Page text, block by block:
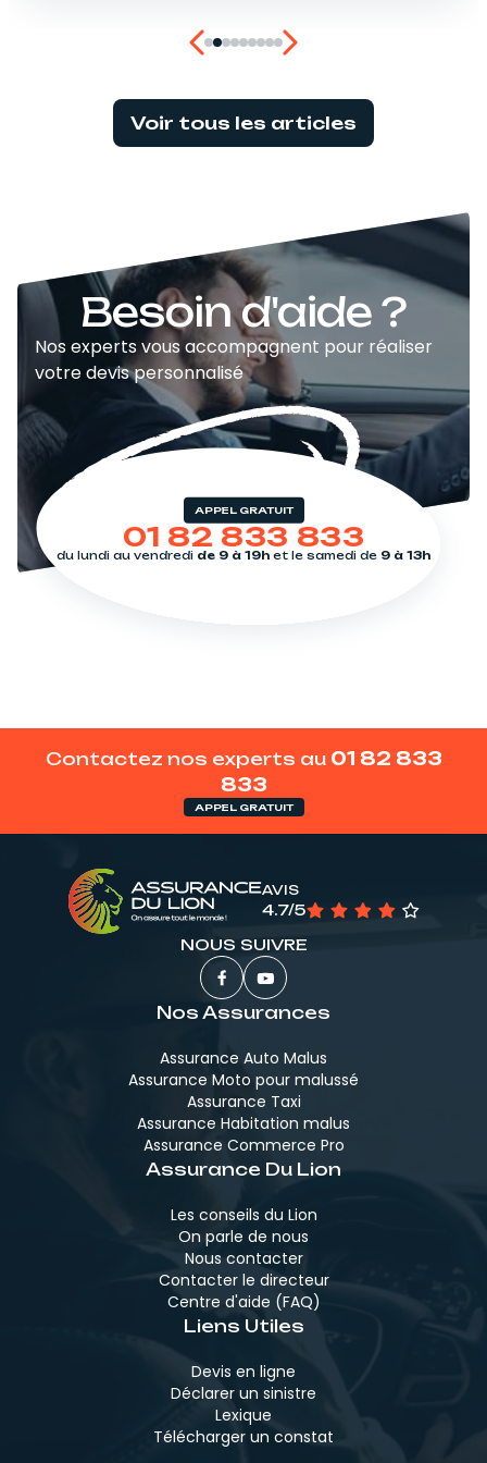
Voir tous les articles
Besoin d'aide ?
Nos experts vous accompagnent pour réaliser
votre devis personnalisé
APPEL GRATUIT
01 82 833 833
du lundi au vendredi de 9 à 19h et le samedi de 9 à 13h
Contactez nos experts au 01 82 833
833
APPEL GRATUIT
AVIS
4.7/5
NOUS SUIVRE
Nos Assurances
Assurance Auto Malus
Assurance Moto pour malussé
Assurance Taxi
Assurance Habitation malus
Assurance Commerce Pro
Assurance Du Lion
Les conseils du Lion
On parle de nous
Nous contacter
Contacter le directeur
Centre d'aide (FAQ)
Liens Utiles
Devis en ligne
Déclarer un sinistre
Lexique
Télécharger un constat